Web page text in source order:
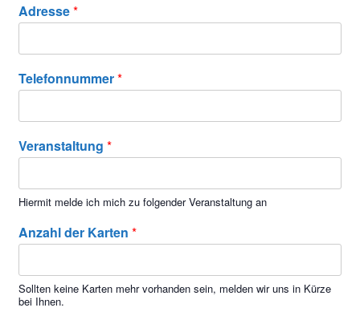
Adresse*
Telefonnummer*
Veranstaltung*
Hiermit melde ich mich zu folgender Veranstaltung an
Anzahl der Karten*
Sollten keine Karten mehr vorhanden sein, melden wir uns in Kürze
bei Ihnen.